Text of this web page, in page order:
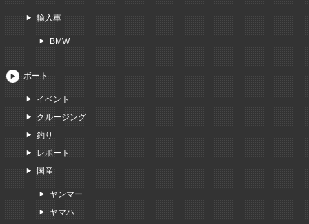
輸入車
BMW
ボート
イベント
クルージング
釣り
レポート
国産
ヤンマー
ヤマハ